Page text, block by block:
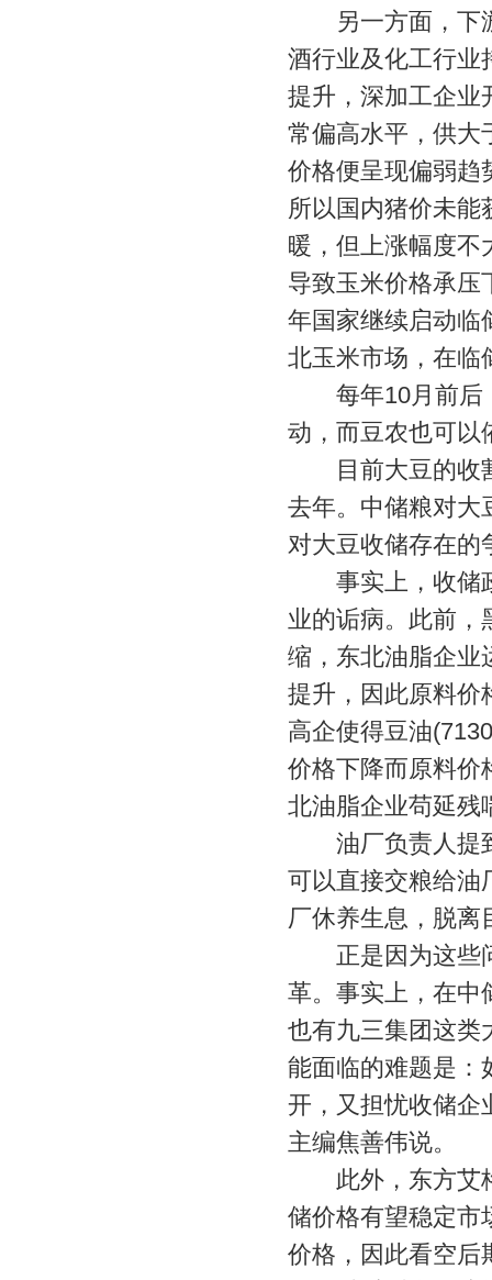
另一方面，下游
酒行业及化工行业
提升，深加工企业
常偏高水平，供大
价格便呈现偏弱趋
所以国内猪价未能
暖，但上涨幅度不
导致玉米价格承压
年国家继续启动临
北玉米市场，在临
每年10月前后，
动，而豆农也可以
目前大豆的收割
去年。中储粮对大
对大豆收储存在的
事实上，收储政
业的诟病。此前，
缩，东北油脂企业
提升，因此原料价
高企使得豆油
价格下降而原料价
北油脂企业苟延残
油厂负责人提到
可以直接交粮给油
厂休养生息，脱离
正是因为这些问
革。事实上，在中
也有九三集团这类
能面临的难题是：
开，又担忧收储企
主编焦善伟说。
此外，东方艾格
储价格有望稳定市
价格，因此看空后